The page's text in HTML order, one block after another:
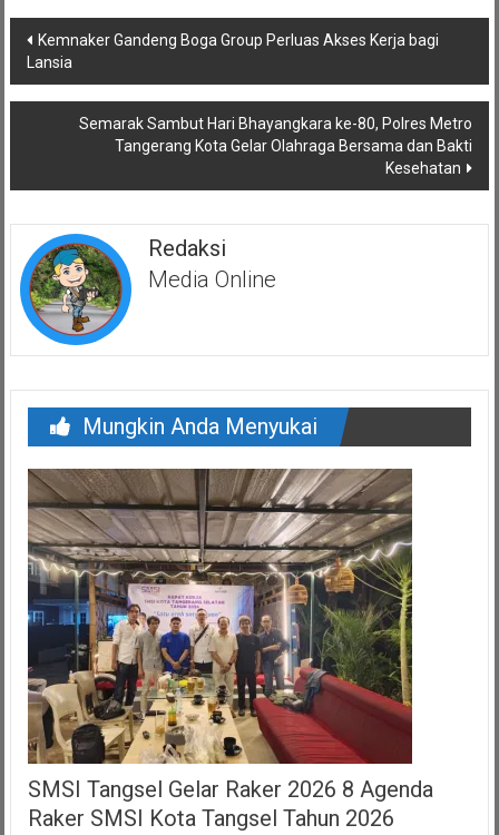
Navigasi
pos
Kemnaker Gandeng Boga Group Perluas Akses Kerja bagi
Lansia
Semarak Sambut Hari Bhayangkara ke-80, Polres Metro
Tangerang Kota Gelar Olahraga Bersama dan Bakti
Kesehatan
Redaksi
Media Online
Mungkin Anda Menyukai
SMSI Tangsel Gelar Raker 2026 8 Agenda
Raker SMSI Kota Tangsel Tahun 2026